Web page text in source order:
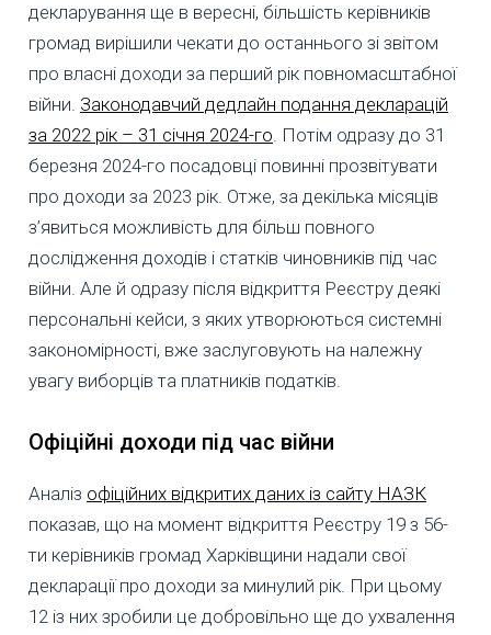
декларування ще в вересні, більшість керівників
громад вирішили чекати до останнього зі звітом
про власні доходи за перший рік повномасштабної
війни. Законодавчий дедлайн подання декларацій
за 2022 рік – 31 січня 2024-го. Потім одразу до 31
березня 2024-го посадовці повинні прозвітувати
про доходи за 2023 рік. Отже, за декілька місяців
з’явиться можливість для більш повного
дослідження доходів і статків чиновників під час
війни. Але й одразу після відкриття Реєстру деякі
персональні кейси, з яких утворюються системні
закономірності, вже заслуговують на належну
увагу виборців та платників податків.
Офіційні доходи під час війни
Аналіз офіційних відкритих даних із сайту НАЗК
показав, що на момент відкриття Реєстру 19 з 56-
ти керівників громад Харківщини надали свої
декларації про доходи за минулий рік. При цьому
12 із них зробили це добровільно ще до ухвалення